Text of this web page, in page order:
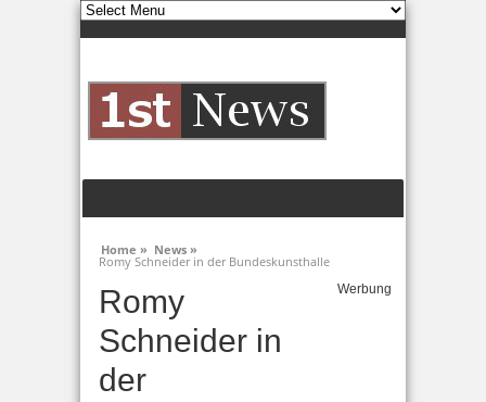
Home » News »
Romy Schneider in der Bundeskunsthalle
Romy
Schneider in
der
Werbung